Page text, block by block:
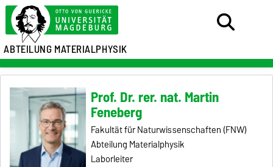
ABTEILUNG MATERIALPHYSIK
Prof. Dr. rer. nat. Martin
Feneberg
Fakultät für Naturwissenschaften (FNW)
Abteilung Materialphysik
Laborleiter